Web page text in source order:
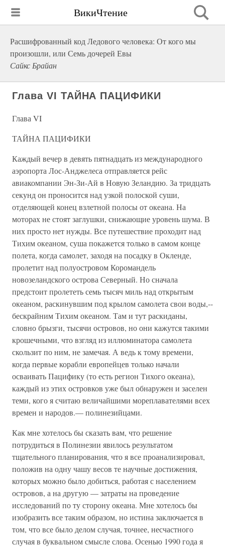
ВикиЧтение
Расшифрованный код Ледового человека: От кого мы
произошли, или Семь дочерей Евы
Сайкс Брайан
Глава VI ТАЙНА ПАЦИФИКИ
Глава VI
ТАЙНА ПАЦИФИКИ
Каждый вечер в девять пятнадцать из международного
аэропорта Лос-Анджелеса отправляется рейс
авиакомпании Эн-Зи-Ай в Новую Зеландию. За тридцать
секунд он проносится над узкой полоской суши,
отделяющей конец взлетной полосы от океана. На
моторах не стоят заглушки, снижающие уровень шума. В
них просто нет нужды. Все путешествие проходит над
Тихим океаном, суша покажется только в самом конце
полета, когда самолет, заходя на посадку в Окленде,
пролетит над полуостровом Коромандель
новозеландского острова Северный. Но сначала
предстоит пролететь семь тысяч миль над открытым
океаном, раскинувшим под крылом самолета свои воды,--
бескрайним Тихим океаном. Там и тут раскиданы,
словно брызги, тысячи островов, но они кажутся такими
крошечными, что взгляд из иллюминатора самолета
скользит по ним, не замечая. А ведь к тому времени,
когда первые корабли европейцев только начали
осваивать Пацифику (то есть регион Тихого океана),
каждый из этих островков уже был обнаружен и заселен
теми, кого я считаю величайшими мореплавателями всех
времен и народов.— полинезийцами.
Как мне хотелось бы сказать вам, что решение
потрудиться в Полинезии явилось результатом
тщательного планирования, что я все проанализировал,
положив на одну чашу весов те научные достижения,
которых можно было добиться, работая с населением
островов, а на другую — затраты на проведение
исследований по ту сторону океана. Мне хотелось бы
изобразить все таким образом, но истина заключается в
том, что все было делом случая, точнее, несчастного
случая в буквальном смысле слова. Осенью 1990 года я